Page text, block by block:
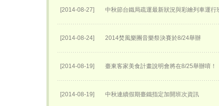
[2014-08-27] 中秋節台鐵局疏運最新狀況與彩繪列車運行
[2014-08-24] 2014焚風樂團音樂祭決賽於8/24舉辦
[2014-08-19] 臺東客家美食計畫說明會將在8/25舉辦唷！
[2014-08-19] 中秋連續假期臺鐵指定加開班次資訊